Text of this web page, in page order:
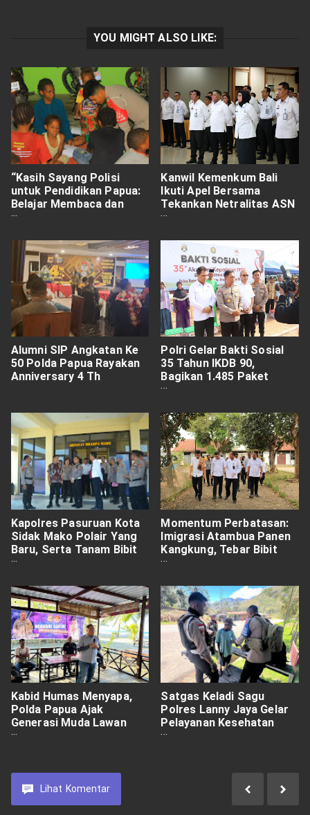
YOU MIGHT ALSO LIKE:
“Kasih Sayang Polisi
untuk Pendidikan Papua:
Belajar Membaca dan
Menulis Bersama Anak-
Kanwil Kemenkum Bali
Ikuti Apel Bersama
Tekankan Netralitas ASN
sebagai Fondasi
Alumni SIP Angkatan Ke
50 Polda Papua Rayakan
Anniversary 4 Th
Polri Gelar Bakti Sosial
35 Tahun IKDB 90,
Bagikan 1.485 Paket
Sembako di Rempang
Kapolres Pasuruan Kota
Sidak Mako Polair Yang
Baru, Serta Tanam Bibit
Pohon Mangga Sebagai
Lingkungan.
Momentum Perbatasan:
Imigrasi Atambua Panen
Kangkung, Tebar Bibit
Lele
Kabid Humas Menyapa,
Polda Papua Ajak
Generasi Muda Lawan
Hoaks dan Jaga
Satgas Keladi Sagu
Polres Lanny Jaya Gelar
Pelayanan Kesehatan
Gratis
Lihat Komentar